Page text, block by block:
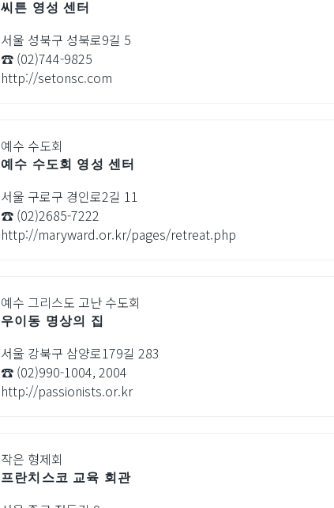
씨튼 영성 센터
서울 성북구 성북로9길 5
☎ (02)744-9825
http://setonsc.com
예수 수도회
예수 수도회 영성 센터
서울 구로구 경인로2길 11
☎ (02)2685-7222
http://maryward.or.kr/pages/retreat.php
예수 그리스도 고난 수도회
우이동 명상의 집
서울 강북구 삼양로179길 283
☎ (02)990-1004, 2004
http://passionists.or.kr
작은 형제회
프란치스코 교육 회관